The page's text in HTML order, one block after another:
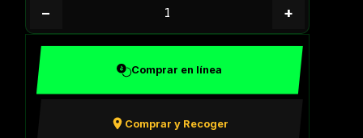
− +
Comprar en línea
Comprar y Recoger